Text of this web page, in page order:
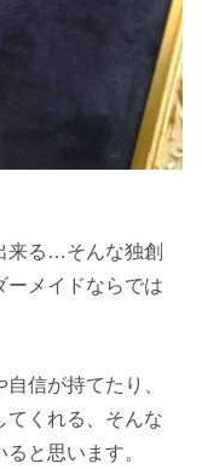
来る…そんな独創
ーメイドならでは
信が持てたり、
てくれる、そんな
と思います。